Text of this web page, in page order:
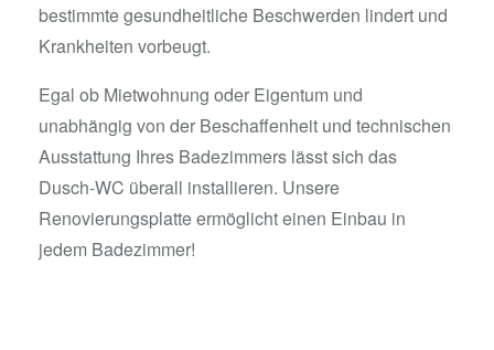
bestimmte gesundheitliche Beschwerden lindert und
Krankheiten vorbeugt.
Egal ob Mietwohnung oder Eigentum und
unabhängig von der Beschaffenheit und technischen
Ausstattung Ihres Badezimmers lässt sich das
Dusch-WC überall installieren. Unsere
Renovierungsplatte ermöglicht einen Einbau in
jedem Badezimmer!